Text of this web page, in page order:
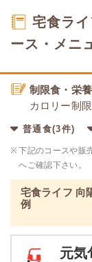
宅食ラ
ース・メニ
制限食・栄
カロリー制
普通食(3件)
※下記のコースや販
へご確認下さい。
宅食ライフ 向
例
元気